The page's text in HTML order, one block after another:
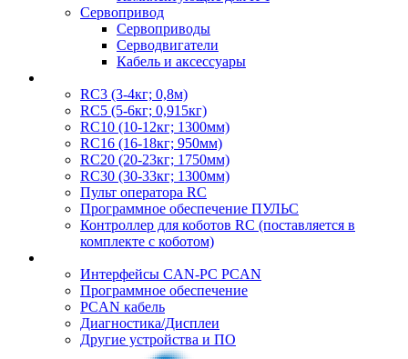
Сервопривод
Сервоприводы
Серводвигатели
Кабель и аксессуары
RC3 (3-4кг; 0,8м)
RC5 (5-6кг; 0,915кг)
RC10 (10-12кг; 1300мм)
RC16 (16-18кг; 950мм)
RC20 (20-23кг; 1750мм)
RC30 (30-33кг; 1300мм)
Пульт оператора RC
Программное обеспечение ПУЛЬС
Контроллер для коботов RC (поставляется в
комплекте с коботом)
Интерфейсы CAN-PC PCAN
Программное обеспечение
PCAN кабель
Диагностика/Дисплеи
Другие устройства и ПО